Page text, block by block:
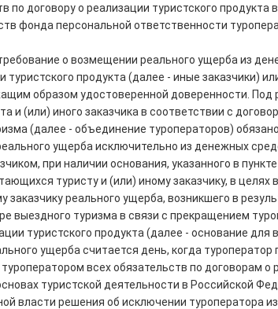
по договору о реализации туристского
фонда персональной ответственности
о возмещении реального ущерба из
продукта (далее - иные заказчики)
образом удостоверенной доверенности.
(или) иного заказчика в соответствии с
(далее - объединение туроператоров)
ущерба исключительно из денежных
при наличии основания, указанного в
туристу и (или) иному заказчику, в
реального ущерба, возникшего в
выездного туризма в связи с прекращением
туристского продукта (далее - основание
ущерба считается день, когда
всех обязательств по договорам о
туристской деятельности в Российской
власти решения об исключении туроператора